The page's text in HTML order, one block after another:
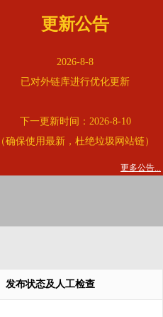
发布状态及人工检查
更新公告
2026-8-8
已对外链库进行优化更新
下一更新时间：2026-8-10
（确保使用最新，杜绝垃圾网站链）
更多公告...